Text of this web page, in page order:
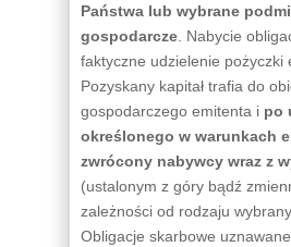
Państwa lub wybrane
gospodarcze . Nabycie
faktyczne udzielenie pożyczki
Pozyskany kapitał trafia do
gospodarczego emitenta i po
określonego w warunkach
zwrócony nabywcy wraz z
(ustalonym z góry bądź
zależności od rodzaju
Obligacje skarbowe